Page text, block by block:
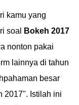
kamu yang
soal
Bokeh 2017
nonton pakai
lainnya di tahun
besar
2017". Istilah ini